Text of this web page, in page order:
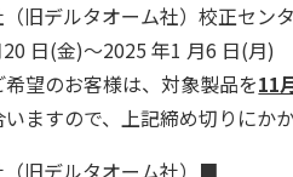
旧デルタオーム社）校正セン
日(金)～2025 年1 月6 日(月)
望のお客様は、対象製品を11
ますので、上記締め切りにか
旧デルタオーム社）■